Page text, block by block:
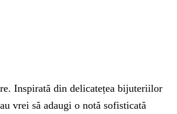
Inspirată din delicatețea bijuteriilor
vrei să adaugi o notă sofisticată